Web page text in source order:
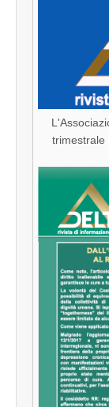
trimestrale